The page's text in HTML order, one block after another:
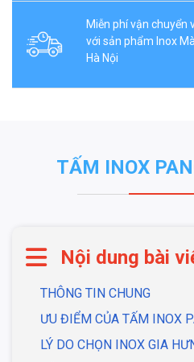
Miễn phí vận
với sản phẩm Inox
Hà Nội
TẤM INOX
Nội dung bài
THÔNG TIN CHUNG
ƯU ĐIỂM CỦA TẤM INOX
LÝ DO CHỌN INOX GIA